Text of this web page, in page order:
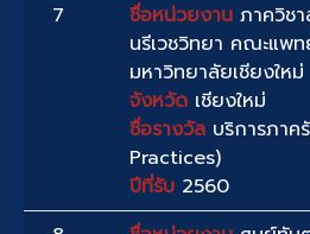
7
ชื่อหน่วยงาน ภาควิช
นรีเวชวิทยา คณะแพ
มหาวิทยาลัยเชียงใหม่
จังหวัด เชียงใหม่
ชื่อรางวัล บริการภา
Practices)
ปีที่รับ 2560